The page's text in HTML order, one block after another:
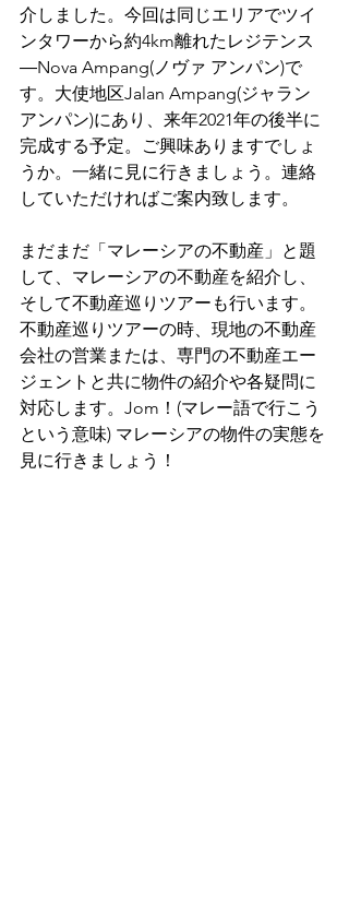
介しました。今回は同じエリアでツイ
ンタワーから約4km離れたレジテンス
―Nova Ampang(ノヴァ アンパン)で
す。大使地区Jalan Ampang(ジャラン
アンパン)にあり、来年2021年の後半に
完成する予定。ご興味ありますでしょ
うか。一緒に見に行きましょう。連絡
していただければご案内致します。
まだまだ「マレーシアの不動産」と題
して、マレーシアの不動産を紹介し、
そして不動産巡りツアーも行います。
不動産巡りツアーの時、現地の不動産
会社の営業または、専門の不動産エー
ジェントと共に物件の紹介や各疑問に
対応します。Jom！(マレー語で行こう
という意味) マレーシアの物件の実態を
見に行きましょう！